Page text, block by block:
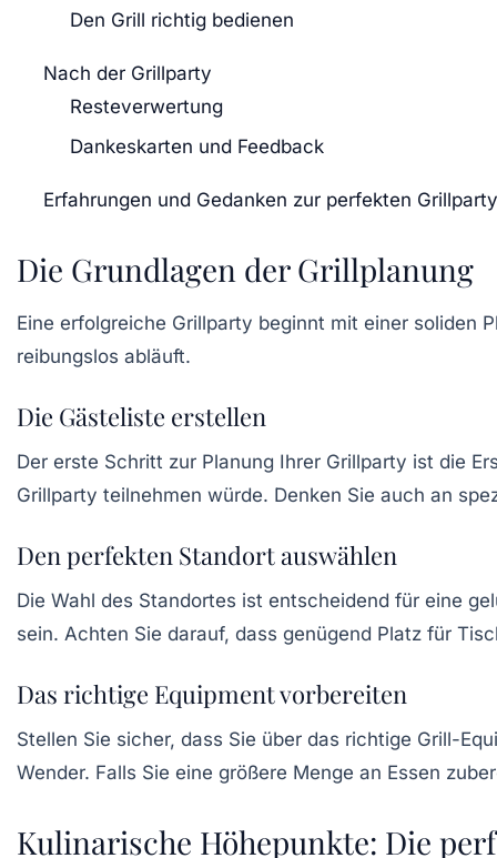
Den Grill richtig bedienen
Nach der Grillparty
Resteverwertung
Dankeskarten und Feedback
Erfahrungen und Gedanken zur perfekten Grillparty
Die Grundlagen der Grillplanung
Eine erfolgreiche Grillparty beginnt mit einer soliden
reibungslos abläuft.
Die Gästeliste erstellen
Der erste Schritt zur Planung Ihrer Grillparty ist die
Grillparty teilnehmen würde. Denken Sie auch an
Den perfekten Standort auswählen
Die Wahl des Standortes ist entscheidend für eine
sein. Achten Sie darauf, dass genügend Platz für
Das richtige Equipment vorbereiten
Stellen Sie sicher, dass Sie über das richtige Grill-
Wender. Falls Sie eine größere Menge an Essen
Kulinarische Höhepunkte: Die